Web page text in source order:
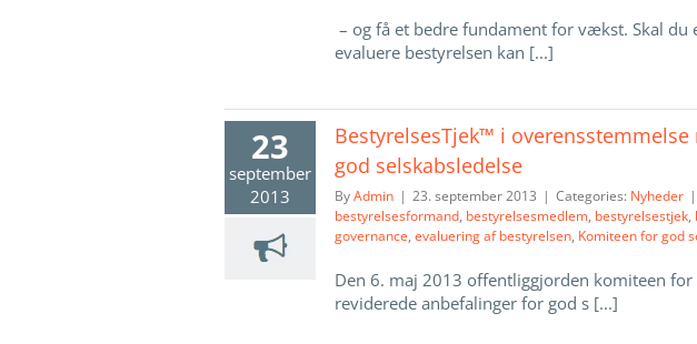
– og få et bedre fundament for vækst. Skal du
evaluere bestyrelsen kan [...]
23
september
2013
BestyrelsesTjek™ i
god selskabsledelse
ByAdmin | 23. september 2013 | Categories: Nyheder |
bestyrelsesformand, bestyrelsesmedlem, bestyrelsestjek,
governance, evaluering af bestyrelsen, Komiteen for god
Den 6. maj 2013 offentliggjorden komiteen for
reviderede anbefalinger for god s [...]